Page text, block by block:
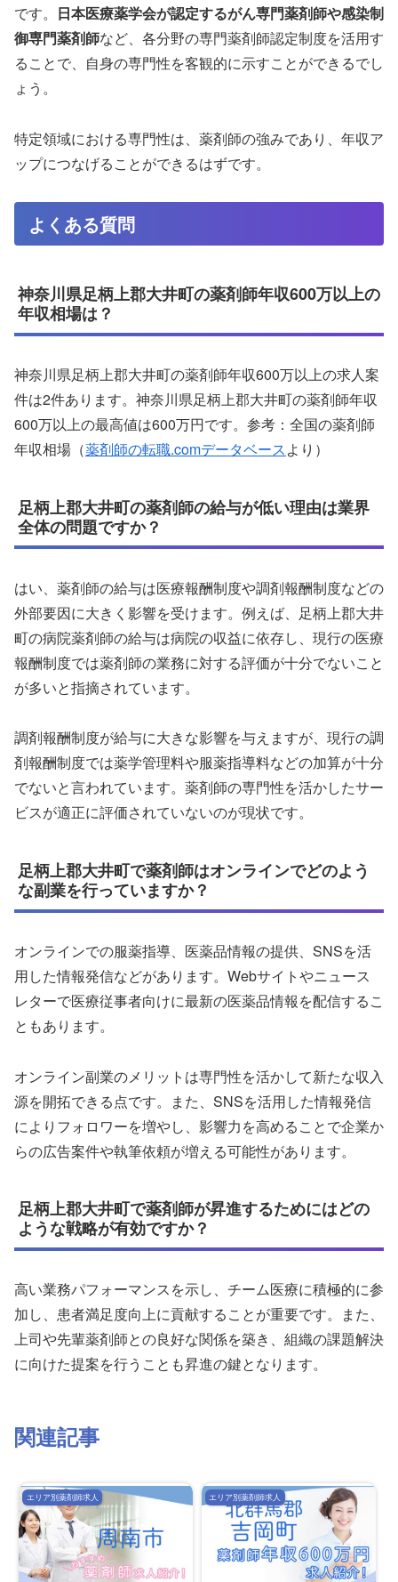
です。 日本医療薬学会が認定するがん専門薬剤師や感染制
御専門薬剤師など、各分野の専門薬剤師認定制度を活用す
ることで、自身の専門性を客観的に示すことができるでし
ょう。
特定領域における専門性は、薬剤師の強みであり、年収ア
ップにつなげることができるはずです。
よくある質問
神奈川県足柄上郡大井町の薬剤師年収600万以上の
年収相場は？
神奈川県足柄上郡大井町の薬剤師年収600万以上の求人案
件は2件あります。神奈川県足柄上郡大井町の薬剤師年収
600万以上の最高値は600万円です。参考：全国の薬剤師
年収相場（薬剤師の転職.comデータベースより）
足柄上郡大井町の薬剤師の給与が低い理由は業界
全体の問題ですか？
はい、薬剤師の給与は医療報酬制度や調剤報酬制度などの
外部要因に大きく影響を受けます。例えば、足柄上郡大井
町の病院薬剤師の給与は病院の収益に依存し、現行の医療
報酬制度では薬剤師の業務に対する評価が十分でないこと
が多いと指摘されています。
調剤報酬制度が給与に大きな影響を与えますが、現行の調
剤報酬制度では薬学管理料や服薬指導料などの加算が十分
でないと言われています。薬剤師の専門性を活かしたサー
ビスが適正に評価されていないのが現状です。
足柄上郡大井町で薬剤師はオンラインでどのよう
な副業を行っていますか？
オンラインでの服薬指導、医薬品情報の提供、SNSを活
用した情報発信などがあります。Webサイトやニュース
レターで医療従事者向けに最新の医薬品情報を配信するこ
ともあります。
オンライン副業のメリットは専門性を活かして新たな収入
源を開拓できる点です。また、SNSを活用した情報発信
によりフォロワーを増やし、影響力を高めることで企業か
らの広告案件や執筆依頼が増える可能性があります。
足柄上郡大井町で薬剤師が昇進するためにはどの
ような戦略が有効ですか？
高い業務パフォーマンスを示し、チーム医療に積極的に参
加し、患者満足度向上に貢献することが重要です。また、
上司や先輩薬剤師との良好な関係を築き、組織の課題解決
に向けた提案を行うことも昇進の鍵となります。
関連記事
エリア別薬剤師求人 エリア別薬剤師求人